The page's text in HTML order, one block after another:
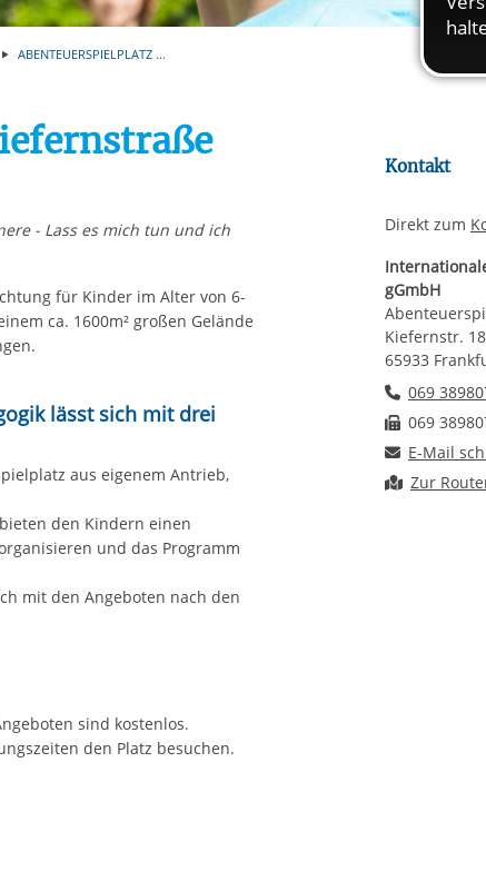
auf notwendige Cookies, die erforderlich zur
Website-Funktionen sind. Diese Cookies setzen
unabhängig von einer Einwilligung.
Automatische
ABENTEUERSPIELPLATZ ...
- Lass es mich tun und ich
für Kinder im Alter von 6-
ca. 1600m² großen Gelände
lässt sich mit drei
aus eigenem Antrieb,
den Kindern einen
und das Programm
mit den Angeboten nach den
sind kostenlos.
den Platz besuchen.
Kontakt
Direkt zum
gGmbH
Kiefernstr.
65933
069
069
E-Mail an
E-Mail
Route
Zur